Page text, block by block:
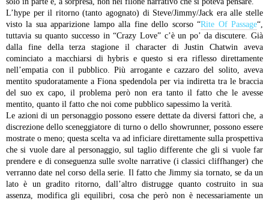
L’hype per il ritorno (tanto agognato) di Steve/Jimmy/Jack era alle stelle
visto la sua apparizione lampo alla fine dello scorso “Rite Of Passage“,
tuttavia su quanto successo in “Crazy Love” c’è un po’ da discutere. Già
dalla fine della terza stagione il character di Justin Chatwin aveva
cominciato a macchiarsi di hybris e questo si era riflesso direttamente
nell’empatia con il pubblico. Più arrogante e cazzaro del solito, aveva
mentito spudoratamente a Fiona spedendola per via indiretta tra le braccia
del suo ex capo, il problema però non era tanto il fatto che le avesse
mentito, quanto il fatto che noi come pubblico sapessimo la verità.
Le azioni di un personaggio possono essere dettate da diversi fattori che, a
discrezione dello sceneggiatore di turno o dello showrunner, possono essere
mostrate o meno; questa scelta va ad inficiare direttamente sulla prospettiva
che si vuole dare al personaggio, sul taglio differente che gli si vuole far
prendere e di conseguenza sulle svolte narrative (i classici cliffhanger) che
verranno date nel corso della serie. Il fatto che Jimmy sia tornato, se da un
lato è un gradito ritorno, dall’altro distrugge quanto costruito in sua
assenza, modifica gli equilibri, cosa che però non è necessariamente un